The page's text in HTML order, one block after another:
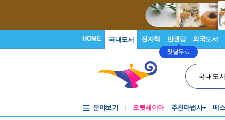
HOME 국내도서 전자책 만권당
첫달무료
외국도서
국내도
분야보기 오뒷세이아 추천마법사 베